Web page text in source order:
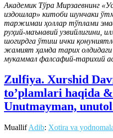
Академик Тўра Мирзаевнинг
издошлар» китоби шунчаки
таржимаи ҳоллар тўплами
руҳий-маънавий узвийлигини,
шогирдга ўтиш ички
жамият ҳамда тарих олдидаги
мукаммал фалсафий-тарихий
Zulfiya. Xurshid
to’plamlari haqida
Unutmayman,
MuallifAdib: Xotira va